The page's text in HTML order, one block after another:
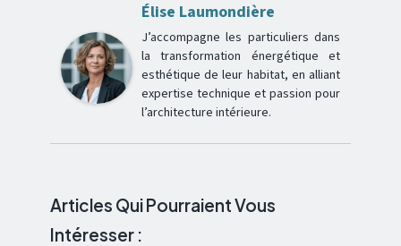
Élise Laumondière
J’accompagne les particuliers dans
la transformation énergétique et
esthétique de leur habitat, en alliant
expertise technique et passion pour
l’architecture intérieure.
Articles Qui Pourraient Vous
Intéresser :